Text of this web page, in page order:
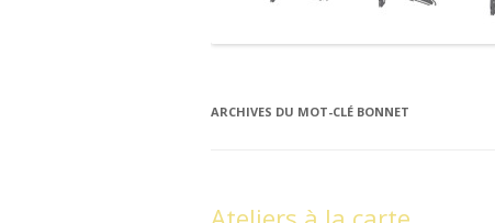
ARCHIVES DU MOT-CLÉ BONNET